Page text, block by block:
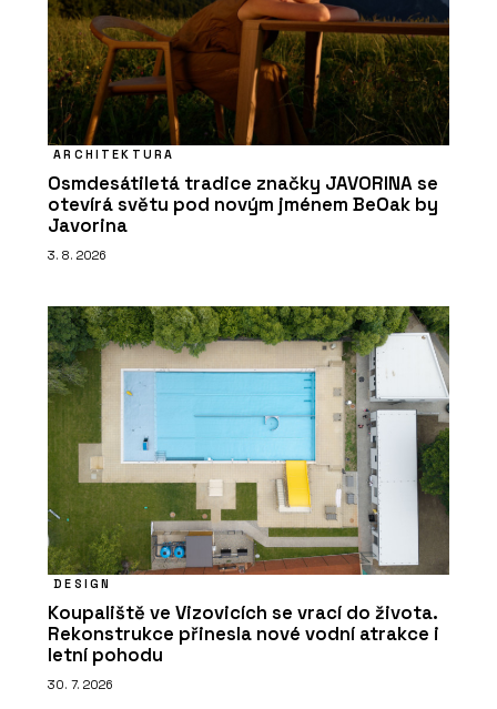
ARCHITEKTURA
Osmdesátiletá tradice značky JAVORINA se
otevírá světu pod novým jménem BeOak by
Javorina
3. 8. 2026
DESIGN
Koupaliště ve Vizovicích se vrací do života.
Rekonstrukce přinesla nové vodní atrakce i
letní pohodu
30. 7. 2026